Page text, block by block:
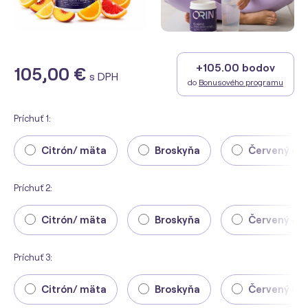
105,00 € s DPH
+105.00 bodov
do Bonusového programu
Príchuť 1:
Citrón/ mäta Broskyňa Červený
Príchuť 2:
Citrón/ mäta Broskyňa Červený
Príchuť 3:
Citrón/ mäta Broskyňa Červený